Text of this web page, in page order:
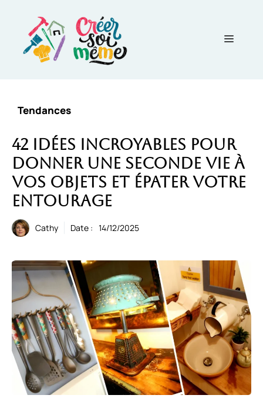
contenu
Menu
Tendances
42 idées incroyables pour
donner une seconde vie à
vos objets et épater votre
entourage
Cathy Date : 14/12/2025